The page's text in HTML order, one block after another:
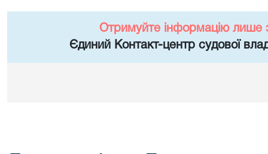
Отримуйте інформацію лише
Єдиний Контакт-центр судової